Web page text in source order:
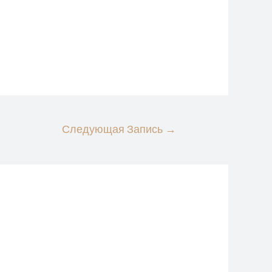
Следующая Запись →